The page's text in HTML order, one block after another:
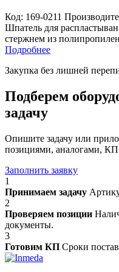
Код: 169-0211
Шпатель для
стержнем из
Подробнее
Закупка без лишней
Подберем
задачу
Опишите задачу или
позициями, аналогами,
Заполнить заявку
1
Принимаем задачу
2
Проверяем позиции
документы.
3
Готовим КП Сроки